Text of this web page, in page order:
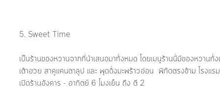
5. Sweet Time
เป็นร้านของหวานจากที่นำเสนอมาทั้งหมด โดยเมนูร้านนี้มีของหวานทั้
เต้าฮวย สาคูแคนตาลูป และ พุดดิ้งมะพร้าวอ่อน  พิกัดตรงข้าม โรง
เปิดร้านอังคาร - อาทิตย์ 6 โมงเย็น ถึง ตี 2